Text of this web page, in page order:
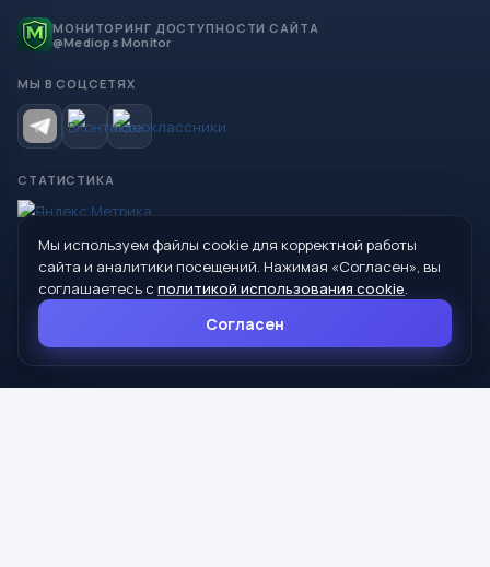
МОНИТОРИНГ ДОСТУПНОСТИ САЙТА
@Mediops Monitor
МЫ В СОЦСЕТЯХ
СТАТИСТИКА
© 2026 Управление образования Администрации МО
Сухой Лог
624800, Свердловская область, г. Сухой Лог, ул. Кирова, дом 7
8 (34373) 4-33-85
Мы используем файлы cookie для корректной работы
сайта и аналитики посещений. Нажимая «Согласен», вы
соглашаетесь с политикой использования cookie.
Согласен